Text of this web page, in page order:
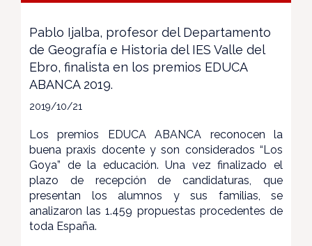
Pablo Ijalba, profesor del Departamento
de Geografía e Historia del IES Valle del
Ebro, finalista en los premios EDUCA
ABANCA 2019.
2019/10/21
Los premios EDUCA ABANCA reconocen la
buena praxis docente y son considerados “Los
Goya” de la educación. Una vez finalizado el
plazo de recepción de candidaturas, que
presentan los alumnos y sus familias, se
analizaron las 1.459 propuestas procedentes de
toda España.